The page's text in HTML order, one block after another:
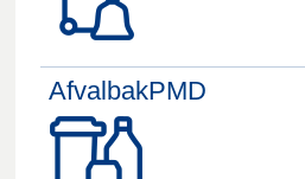
AfvalbakPMD